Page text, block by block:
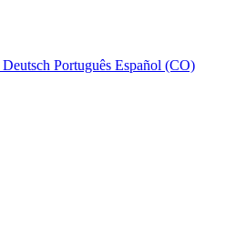
Deutsch Português Español (CO)